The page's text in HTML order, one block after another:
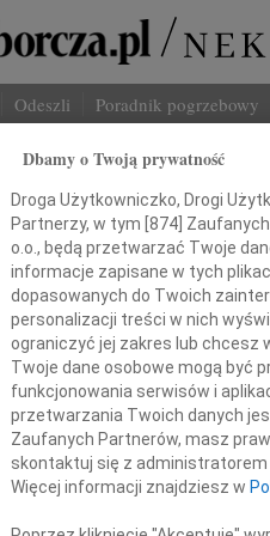
Odeszli Poradnik pogrzebowy
Alina
REGION: Lublin
EMISJI: 28.05.2010
Wszystkim, którzy w
dzielili z nami smutek i żal,
Dbamy o Twoją prywatność
Droga Użytkowniczko, Drogi
Partnerzy, w tym [874]
o.o., będą przetwarzać Twoje
informacje zapisane w tych
dopasowanych do Twoich
personalizacji treści w nich
ograniczyć jej zakres lub chcesz
Twoje dane osobowe mogą być
funkcjonowania serwisów i
przetwarzania Twoich danych
Zaufanych Partnerów, masz
skontaktuj się z administratorem
Więcej informacji znajdziesz w